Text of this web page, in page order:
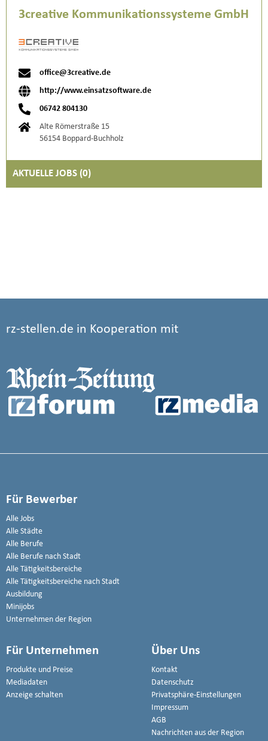
3creative Kommunikationssysteme GmbH
office@3creative.de
http://www.einsatzsoftware.de
06742 804130
Alte Römerstraße 15
56154 Boppard-Buchholz
AKTUELLE JOBS (0)
rz-stellen.de in Kooperation mit
Für Bewerber
Alle Jobs
Alle Städte
Alle Berufe
Alle Berufe nach Stadt
Alle Tätigkeitsbereiche
Alle Tätigkeitsbereiche nach Stadt
Ausbildung
Minijobs
Unternehmen der Region
Für Unternehmen
Produkte und Preise
Mediadaten
Anzeige schalten
Über Uns
Kontakt
Datenschutz
Privatsphäre-Einstellungen
Impressum
AGB
Nachrichten aus der Region